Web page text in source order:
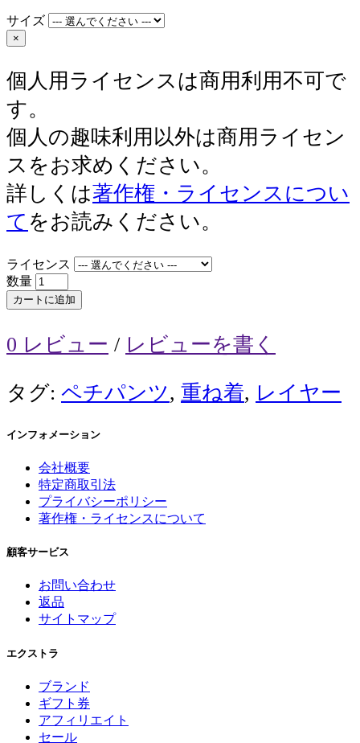
サイズ
×
個人用ライセンスは商用利用不可で
す。
個人の趣味利用以外は商用ライセン
スをお求めください。
詳しくは著作権・ライセンスについ
て をお読みください。
ライセンス
数量
カートに追加
0 レビュー / レビューを書く
タグ: ペチパンツ, 重ね着, レイヤー
インフォメーション
会社概要
特定商取引法
プライバシーポリシー
著作権・ライセンスについて
顧客サービス
お問い合わせ
返品
サイトマップ
エクストラ
ブランド
ギフト券
アフィリエイト
セール